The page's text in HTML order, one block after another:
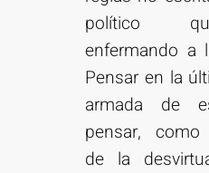
político
enfermando a
Pensar en la
armada de
pensar, como
de la